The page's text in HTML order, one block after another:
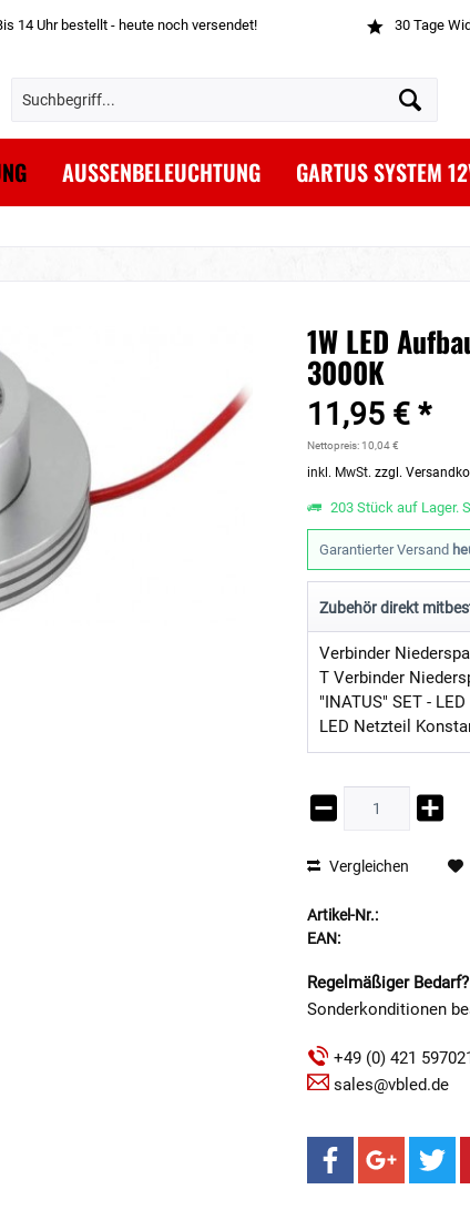
14 Uhr bestellt - heute noch versendet! 30 Tage
AUSSENBELEUCHTUNG GARTUS SYSTEM
1W LED
3000K
11,95 € *
Nettopreis: 10,04 €
inkl. MwSt.zzgl.
203 Stück auf Lager.
Garantierter Versand
Zubehör direkt
Verbinder
T Verbinder
Vergleichen
Artikel-Nr.:
EAN:
Regelmäßiger
Sonderkonditionen
+49 (0) 421
sales@vbled.de